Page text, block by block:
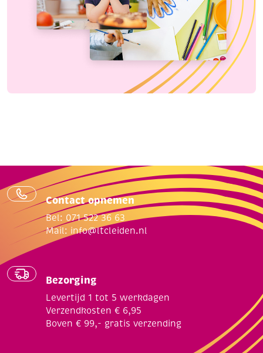
Contact opnemen
Bel: 071 522 36 63
Mail: info@ltcleiden.nl
Bezorging
Levertijd 1 tot 5 werkdagen
Verzendkosten € 6,95
Boven € 99,- gratis verzending